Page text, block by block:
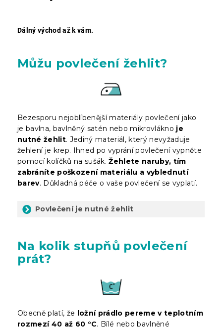
Dálný východ až k vám.
Můžu povlečení žehlit?
Bezesporu nejoblíbenější materiály povlečení jako
je bavlna, bavlněný satén nebo mikrovlákno je
nutné žehlit. Jediný materiál, který nevyžaduje
žehlení je krep. Ihned po vyprání povlečení vypněte
pomocí kolíčků na sušák.Žehlete naruby, tím
zabráníte poškození materiálu a vyblednutí
barev. Důkladná péče o vaše povlečení se vyplatí.
Povlečení je nutné žehlit
Na kolik stupňů povlečení
prát?
Obecně platí, že ložní prádlo pereme v teplotním
rozmezí 40 až 60 °C. Bílé nebo bavlněné